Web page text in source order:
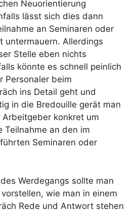
Neuorientierung
lässt sich dies dann
an Seminaren oder
untermauern. Allerdings
Stelle eben nichts
könnte es schnell peinlich
Personaler beim
ins Detail geht und
in die Bredouille gerät man
konkret um
Teilnahme an den im
Seminaren oder
Werdegangs sollte man
wie man in einem
Rede und Antwort stehen